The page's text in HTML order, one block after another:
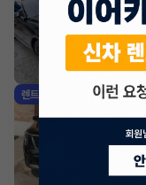
2026
월
지
조
렌트 기아
월
조